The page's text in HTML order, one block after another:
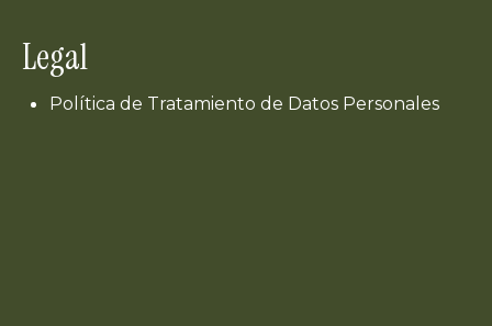
Legal
Política de Tratamiento de Datos Personales